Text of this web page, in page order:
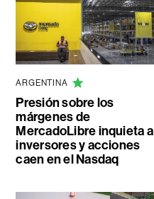
ARGENTINA
Presión sobre los
márgenes de
MercadoLibre inquieta a
inversores y acciones
caen en el Nasdaq